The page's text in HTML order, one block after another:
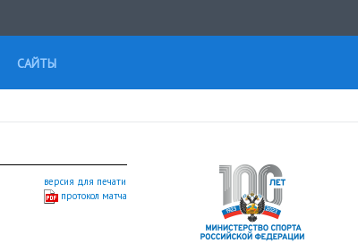
САЙТЫ
версия для печати
протокол матча